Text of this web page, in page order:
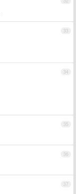
33
34
35
36
37